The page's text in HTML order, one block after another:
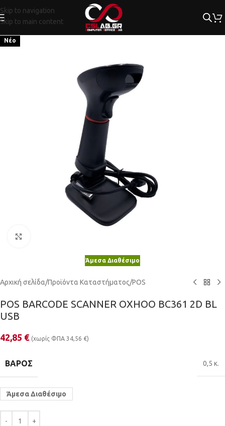
Skip to navigation
Skip to main content
Νέο
Άμεσα Διαθέσιμο
Αρχική σελίδα/Προϊόντα Καταστήματος/POS
POS BARCODE SCANNER OXHOO BC361 2D BL
USB
42,85 € (χωρίς ΦΠΑ 34,56 €)
ΒΆΡΟΣ 0,5 κ.
Άμεσα Διαθέσιμο